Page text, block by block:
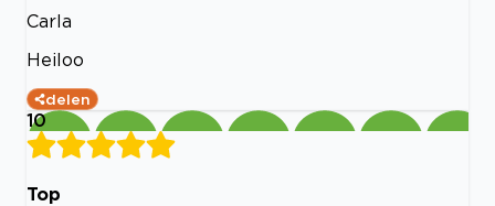
Carla
Heiloo
delen
10
Top